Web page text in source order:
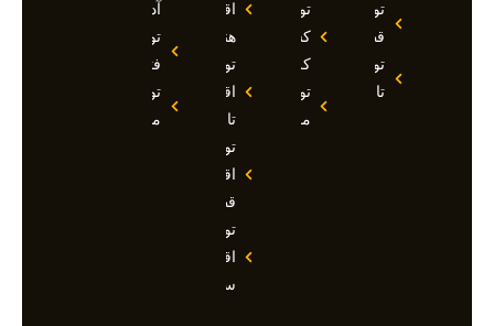
تور
قطر
تور
تاجیکستان
تور
کشتی
کروز
تور
مالدیو
اقساطی
هند
تور
اقساطی
تاجیکستان
تور
اقساطی
قطر
تور
اقساطی
سوچی
آداسی
تور
فتحیه
تور
مالزی